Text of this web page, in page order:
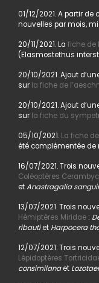
01/12/2021. A partir
nouvelles par mois,
20/11/2021. La fiche de
(Elasmostethus
20/10/2021. Ajout
sur la fiche de
20/10/2021. Ajout
sur la fiche du
05/10/2021. La fiche
été complémentée de
16/07/2021. Trois
Coléoptères
etAnastragalia
13/07/2021. Trois
Hémiptères Miridae:
ribautiet Harpocera
12/07/2021. Trois
Lépidoptères
consimilanaet